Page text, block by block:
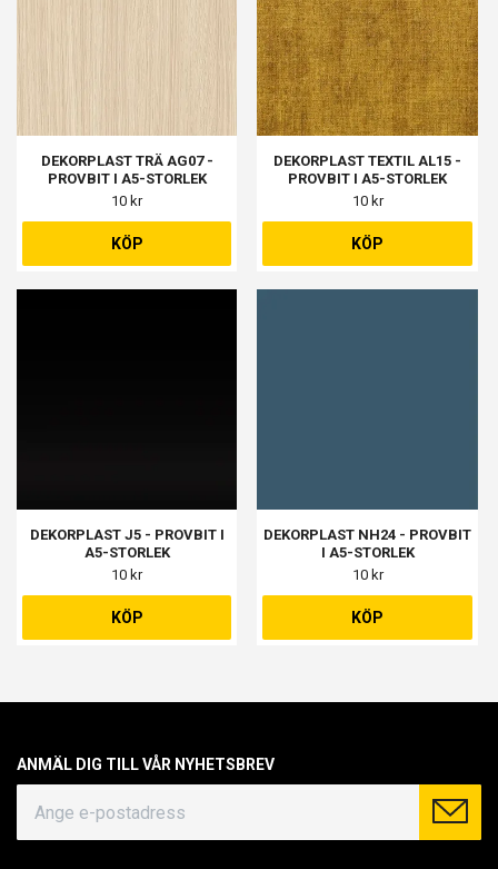
DEKORPLAST TRÄ AG07 -
PROVBIT I A5-STORLEK
10 kr
KÖP
DEKORPLAST TEXTIL AL15 -
PROVBIT I A5-STORLEK
10 kr
KÖP
DEKORPLAST J5 - PROVBIT I
A5-STORLEK
10 kr
KÖP
DEKORPLAST NH24 - PROVBIT
I A5-STORLEK
10 kr
KÖP
ANMÄL DIG TILL VÅR NYHETSBREV